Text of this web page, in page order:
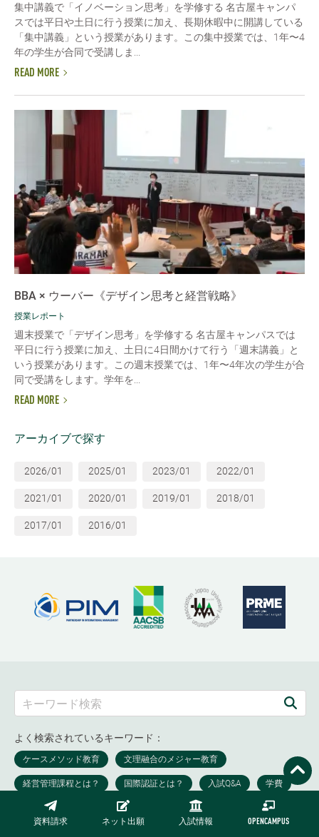
資料請求 ネット出願 入試情報 OPENCAMPUS
集中講義で「イノベーション思考」を学修する 名古屋キャンパ
スでは平日や土日に行う授業に加え、長期休暇中に開講している
「集中講義」という授業があります。この集中授業では、1年〜4
年の学生が合同で受講しま...
READ MORE
BBA × ウーバー《デザイン思考と経営戦略》
授業レポート
週末授業で「デザイン思考」を学修する 名古屋キャンパスでは
平日に行う授業に加え、土日に4日間かけて行う「週末講義」と
いう授業があります。この週末授業では、1年〜4年次の学生が合
同で受講をします。学年を...
READ MORE
アーカイブで探す
2026/01 2025/01 2023/01 2022/01
2021/01 2020/01 2019/01 2018/01
2017/01 2016/01
よく検索されているキーワード：